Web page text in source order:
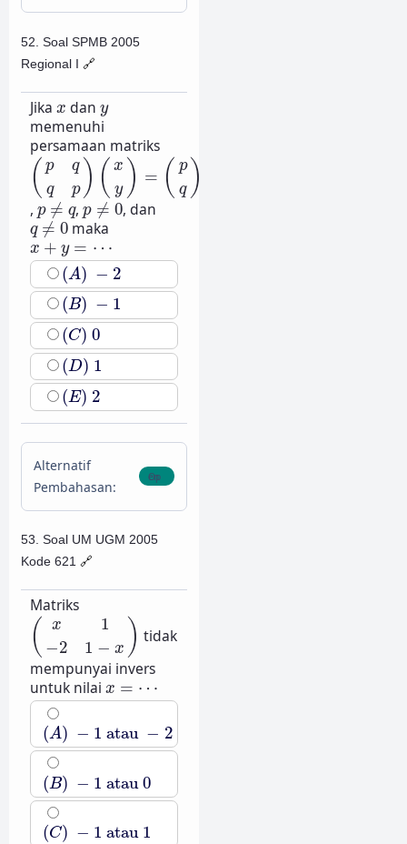
52. Soal SPMB 2005
Regional I 🔗
Jika x
x dan y
y
memenuhi
persamaan matriks
( p
q
q
p ) ( x
y ) = ( p
q )
(pqqp)(xy)=(pq)
, p ≠ q
p≠q ,p ≠ 0
p ≠0 , dan
q ≠ 0
q≠0 maka
x + y = ⋯
x+y =⋯
(A) − 2
(A)−2
(B) − 1
(B)−1
(C) 0
(C)0
(D) 1
(D)1
(E) 2
(E)2
Alternatif
Pembahasan:
53. Soal UM UGM 2005
Kode 621 🔗
Matriks
( x
1
−2 1 − x )
(x1−21 x)
tidak
mempunyai invers
untuk nilai x = ⋯
x=⋯
(A) − 1 atau − 2
(A) atau
(B) − 1 atau 0
(B) atau 0
(C) − 1 atau 1
(C) atau1